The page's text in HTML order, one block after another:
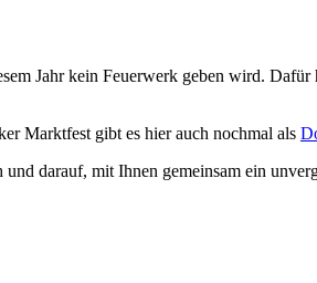
Jahr kein Feuerwerk geben wird.
Marktfest gibt es hier auch nochmal als
darauf, mit Ihnen gemeinsam ein